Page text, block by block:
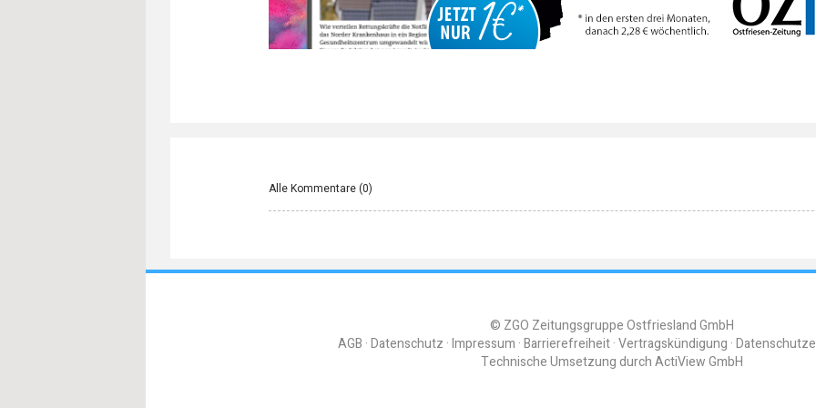
Alle Kommentare (0)
© ZGO Zeitungsgruppe Ostfriesland GmbH
AGB Datenschutz Impressum Barrierefreiheit Vertragskündigung
Technische Umsetzung durchActiView GmbH